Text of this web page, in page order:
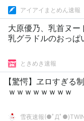
アイアイまとめん速報
大原優乃、乳首ヌー
乳グラドルのおっぱ
ときめき速報
【驚愕】ヱロすぎる
ｗｗｗｗｗｗｗｗ
雪夜速報(●ﾟДﾟ